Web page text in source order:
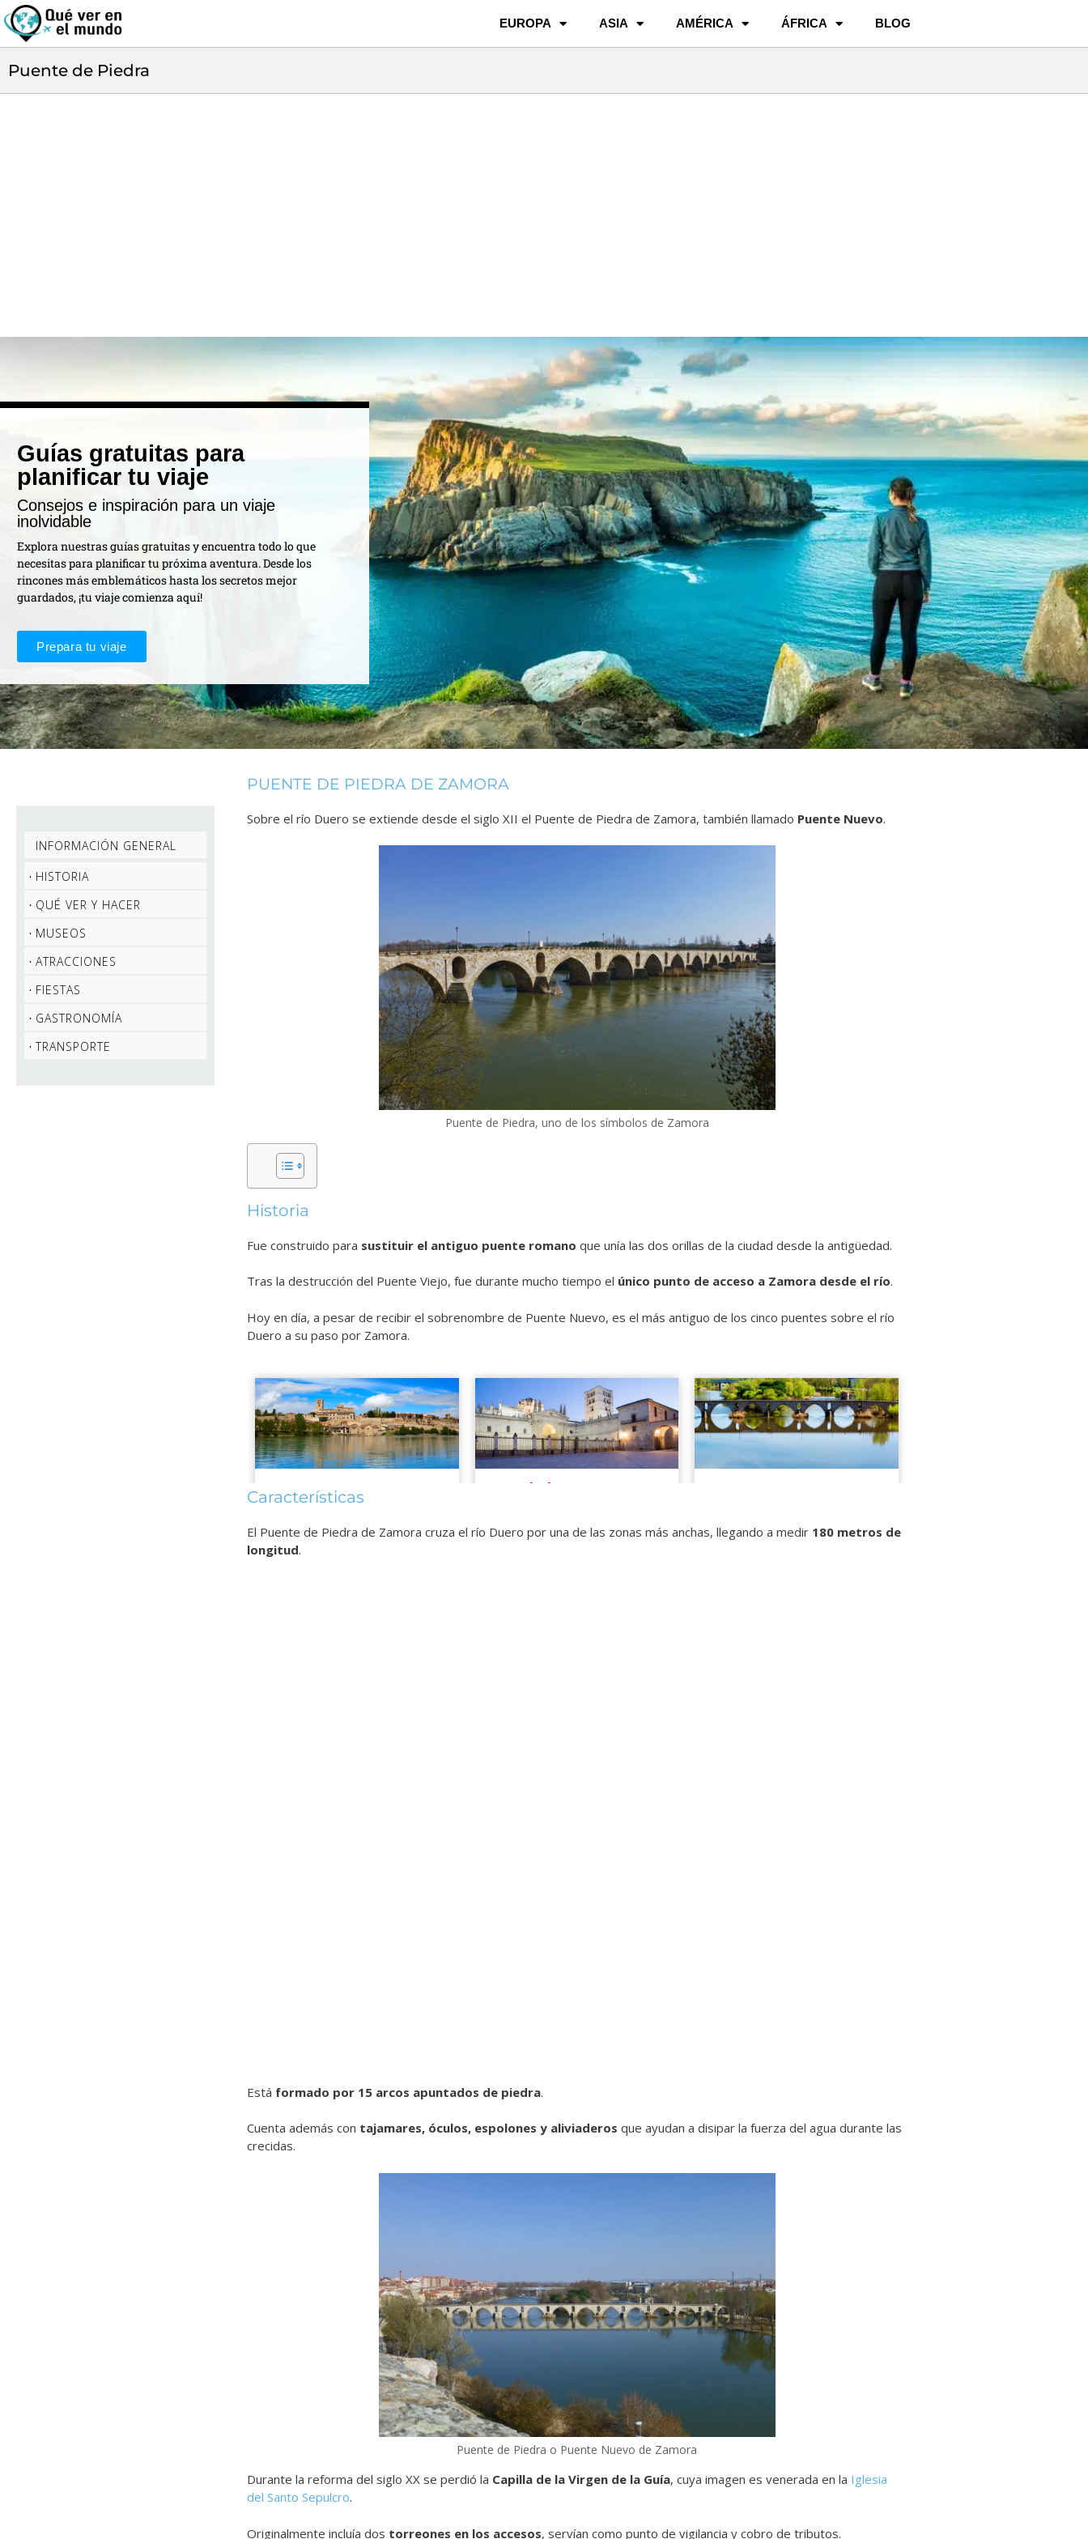
EUROPA ASIA AMÉRICA ÁFRICA BLOG
Puente de Piedra
Guías gratuitas para
planificar tu viaje
Consejos e inspiración para un viaje
inolvidable
Explora nuestras guías gratuitas y encuentra todo lo que
necesitas para planificar tu próxima aventura. Desde los
rincones más emblemáticos hasta los secretos mejor
guardados, ¡tu viaje comienza aquí!
Prepara tu viaje
INFORMACIÓN GENERAL
HISTORIA
QUÉ VER Y HACER
MUSEOS
ATRACCIONES
FIESTAS
GASTRONOMÍA
TRANSPORTE
PUENTE DE PIEDRA DE ZAMORA
Sobre el río Duero se extiende desde el siglo XII el Puente de Piedra de Zamora, también llamado Puente Nuevo.
Puente de Piedra, uno de los símbolos de Zamora
Historia
Fue construido para sustituir el antiguo puente romano que unía las dos orillas de la ciudad desde la antigüedad.
Tras la destrucción del Puente Viejo, fue durante mucho tiempo el único punto de acceso a Zamora desde el río.
Hoy en día, a pesar de recibir el sobrenombre de Puente Nuevo, es el más antiguo de los cinco puentes sobre el río
Duero a su paso por Zamora.
Características
El Puente de Piedra de Zamora cruza el río Duero por una de las zonas más anchas, llegando a medir 180 metros de
longitud.
Está formado por 15 arcos apuntados de piedra.
Cuenta además con tajamares, óculos, espolones y aliviaderos que ayudan a disipar la fuerza del agua durante las
crecidas.
Puente de Piedra o Puente Nuevo de Zamora
Durante la reforma del siglo XX se perdió la Capilla de la Virgen de la Guía, cuya imagen es venerada en la Iglesia
del Santo Sepulcro.
Originalmente incluía dos torreones en los accesos, servían como punto de vigilancia y cobro de tributos.